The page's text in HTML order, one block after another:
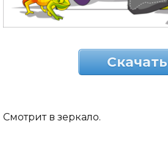
Скачать
Смотрит в зеркало.